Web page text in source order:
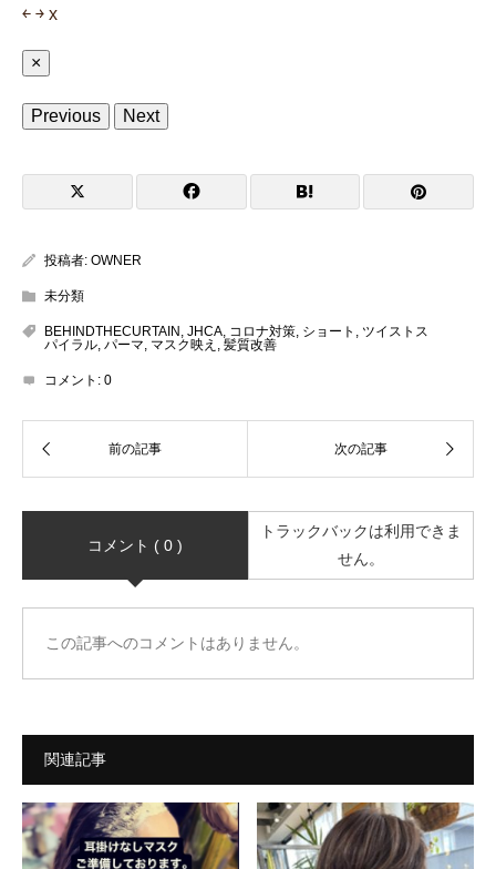
￩ ￫ x
×
Previous Next
投稿者: OWNER
未分類
BEHINDTHECURTAIN , JHCA, コロナ対策, ショート , ツイストス
パイラル, パーマ, マスク映え , 髪質改善
コメント: 0
コメント ( 0 )
トラックバックは利用できま
せん。
この記事へのコメントはありません。
関連記事